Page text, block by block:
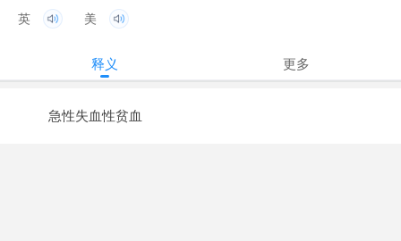
英 美
释义 更多
急性失血性贫血